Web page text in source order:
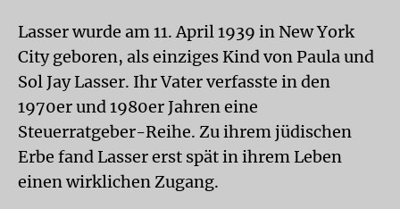
Lasser wurde am 11. April 1939 in New York
City geboren, als einziges Kind von Paula und
Sol Jay Lasser. Ihr Vater verfasste in den
1970er und 1980er Jahren eine
Steuerratgeber-Reihe. Zu ihrem jüdischen
Erbe fand Lasser erst spät in ihrem Leben
einen wirklichen Zugang.